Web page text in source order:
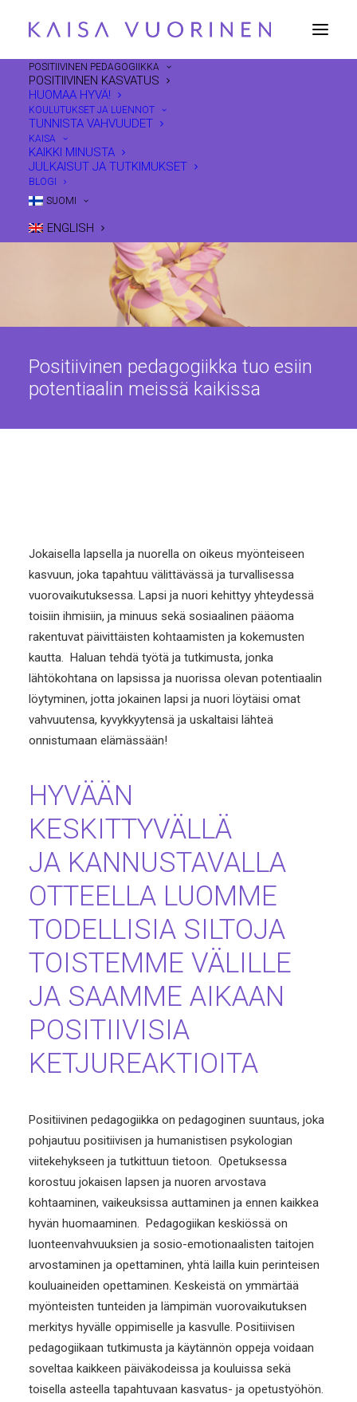
POSITIIVINEN PEDAGOGIIKKA
POSITIIVINEN KASVATUS
HUOMAA HYVÄ!
KOULUTUKSET JA LUENNOT
TUNNISTA VAHVUUDET
KAISA
KAIKKI MINUSTA
JULKAISUT JA TUTKIMUKSET
BLOGI
SUOMI
ENGLISH
Positiivinen pedagogiikka tuo esiin
potentiaalin meissä kaikissa
Jokaisella lapsella ja nuorella on oikeus myönteiseen
kasvuun, joka tapahtuu välittävässä ja turvallisessa
vuorovaikutuksessa. Lapsi ja nuori kehittyy yhteydessä
toisiin ihmisiin, ja minuus sekä sosiaalinen pääoma
rakentuvat päivittäisten kohtaamisten ja kokemusten
kautta. Haluan tehdä työtä ja tutkimusta, jonka
lähtökohtana on lapsissa ja nuorissa olevan potentiaalin
löytyminen, jotta jokainen lapsi ja nuori löytäisi omat
vahvuutensa, kyvykkyytensä ja uskaltaisi lähteä
onnistumaan elämässään!
HYVÄÄN
KESKITTYVÄLLÄ
JA KANNUSTAVALLA
OTTEELLA LUOMME
TODELLISIA SILTOJA
TOISTEMME VÄLILLE
JA SAAMME AIKAAN
POSITIIVISIA
KETJUREAKTIOITA
Positiivinen pedagogiikka on pedagoginen suuntaus, joka
pohjautuu positiivisen ja humanistisen psykologian
viitekehykseen ja tutkittuun tietoon. Opetuksessa
korostuu jokaisen lapsen ja nuoren arvostava
kohtaaminen, vaikeuksissa auttaminen ja ennen kaikkea
hyvän huomaaminen. Pedagogiikan keskiössä on
luonteenvahvuuksien ja sosio-emotionaalisten taitojen
arvostaminen ja opettaminen, yhtä lailla kuin perinteisen
kouluaineiden opettaminen. Keskeistä on ymmärtää
myönteisten tunteiden ja lämpimän vuorovaikutuksen
merkitys hyvälle oppimiselle ja kasvulle. Positiivisen
pedagogiikaan tutkimusta ja käytännön oppeja voidaan
soveltaa kaikkeen päiväkodeissa ja kouluissa sekä
toisella asteella tapahtuvaan kasvatus- ja opetustyöhön.